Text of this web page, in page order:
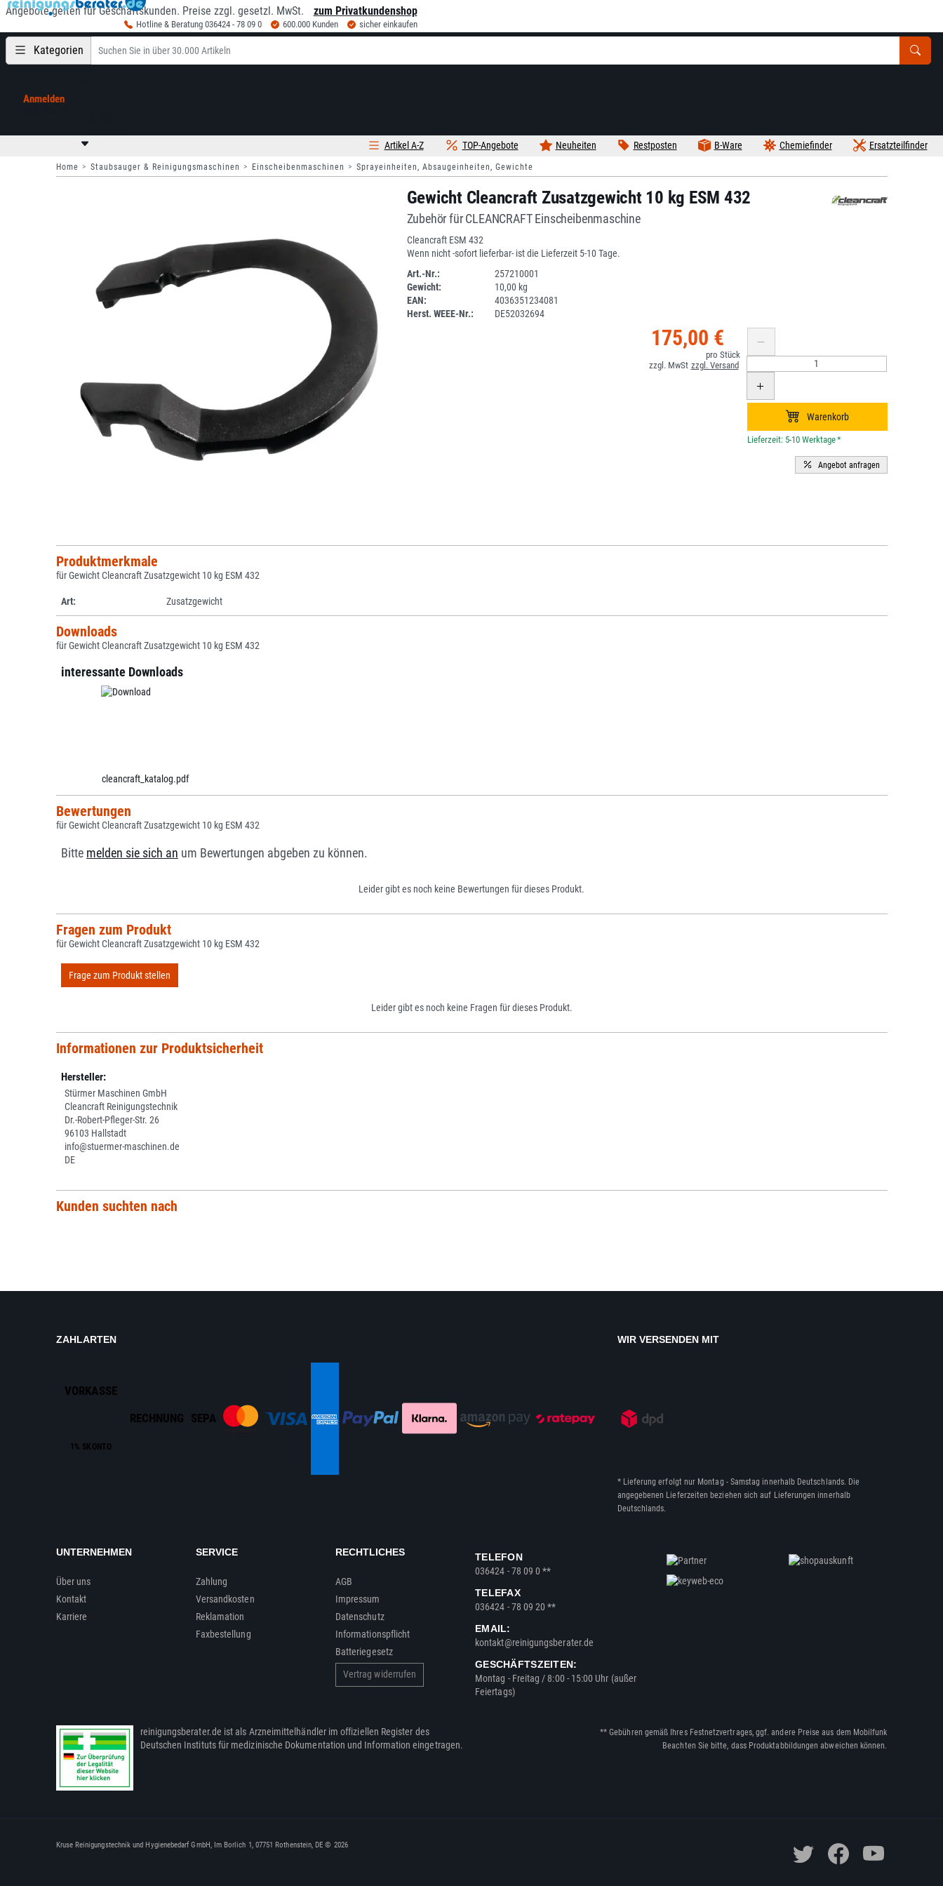
Angebote gelten für Geschäftskunden. Preise zzgl. gesetzl. MwSt. zum Privatkundenshop
Hotline & Beratung 036424 - 78 09 0 600.000 Kunden sicher einkaufen
Kategorien
Anmelden
Ersatzteilfinder
Chemiefinder
B-Ware
Restposten
Neuheiten
TOP-Angebote
Artikel A-Z
Home Staubsauger & Reinigungsmaschinen Einscheibenmaschinen Sprayeinheiten, Absaugeinheiten, Gewichte
Gewicht Cleancraft Zusatzgewicht 10 kg ESM 432
Zubehör für CLEANCRAFT Einscheibenmaschine
Cleancraft ESM 432
Wenn nicht -sofort lieferbar- ist die Lieferzeit 5-10 Tage.
Art.-Nr.:
257210001
Gewicht:
10,00 kg
EAN:
4036351234081
Herst. WEEE-Nr.:
DE52032694
175,00 €
*
Produktmerkmale
für Gewicht Cleancraft Zusatzgewicht 10 kg ESM 432
Art: Zusatzgewicht
Downloads
für Gewicht Cleancraft Zusatzgewicht 10 kg ESM 432
interessante Downloads
cleancraft_katalog.pdf
Bewertungen
für Gewicht Cleancraft Zusatzgewicht 10 kg ESM 432
Bitte melden sie sich an um Bewertungen abgeben zu können.
Leider gibt es noch keine Bewertungen für dieses Produkt.
Fragen zum Produkt
für Gewicht Cleancraft Zusatzgewicht 10 kg ESM 432
Frage zum Produkt stellen
Leider gibt es noch keine Fragen für dieses Produkt.
Informationen zur Produktsicherheit
Hersteller:
Stürmer Maschinen GmbH
Cleancraft Reinigungstechnik
Dr.-Robert-Pfleger-Str. 26
96103 Hallstadt
info@stuermer-maschinen.de
DE
Kunden suchten nach
ZAHLARTEN
VORKASSE
1% SKONTO
RECHNUNG SEPA
WIR VERSENDEN MIT
* Lieferung erfolgt nur Montag - Samstag innerhalb Deutschlands. Die
angegebenen Lieferzeiten beziehen sich auf Lieferungen innerhalb
Deutschlands.
UNTERNEHMEN
Über uns
Kontakt
Karriere
SERVICE
Zahlung
Versandkosten
Reklamation
Faxbestellung
RECHTLICHES
AGB
Impressum
Datenschutz
Informationspflicht
Batteriegesetz
Vertrag widerrufen
TELEFON
036424 - 78 09 0 **
TELEFAX
036424 - 78 09 20 **
EMAIL:
kontakt@reinigungsberater.de
GESCHÄFTSZEITEN:
Montag - Freitag / 8:00 - 15:00 Uhr (außer
Feiertags)
reinigungsberater.de ist als Arzneimittelhändler im offiziellen Register des
Deutschen Instituts für medizinische Dokumentation und Information eingetragen.
** Gebühren gemäß Ihres Festnetzvertrages, ggf. andere Preise aus dem Mobilfunk
Beachten Sie bitte, dass Produktabbildungen abweichen können.
Kruse Reinigungstechnik und Hygienebedarf GmbH, Im Borlich 1, 07751 Rothenstein, DE © 2026